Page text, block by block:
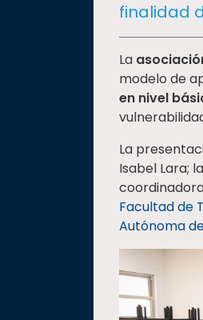
finalidad
La
modelo de
en nivel
La
Isabel Lara;
Facultad de
Autónoma